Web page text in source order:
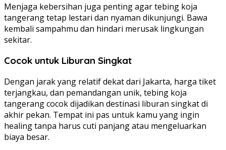
Menjaga kebersihan juga penting agar tebing koja
tangerang tetap lestari dan nyaman dikunjungi. Bawa
kembali sampahmu dan hindari merusak lingkungan
sekitar.
Cocok untuk Liburan Singkat
Dengan jarak yang relatif dekat dari Jakarta, harga tiket
terjangkau, dan pemandangan unik, tebing koja
tangerang cocok dijadikan destinasi liburan singkat di
akhir pekan. Tempat ini pas untuk kamu yang ingin
healing tanpa harus cuti panjang atau mengeluarkan
biaya besar.